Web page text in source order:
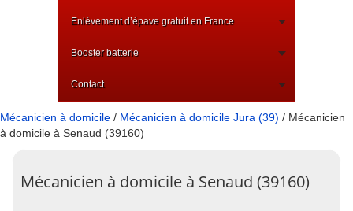
Enlèvement d’épave gratuit en France
Booster batterie
Contact
Mécanicien à domicile / Mécanicien à domicile Jura (39) / Mécanicien
à domicile à Senaud (39160)
Mécanicien à domicile à Senaud (39160)